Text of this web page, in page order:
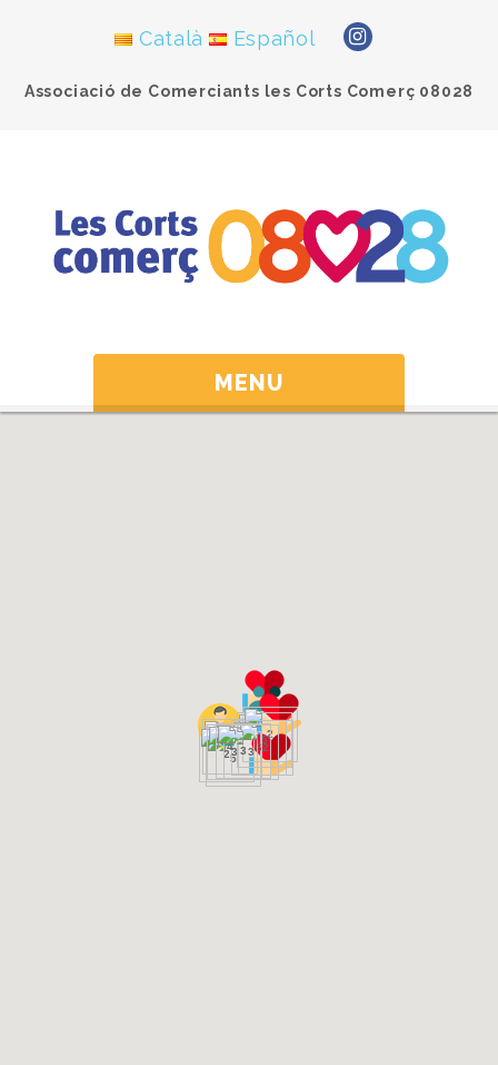
Català Español
Associació de Comerciants les Corts Comerç 08028
MENU
5
5
6
4
2
2
2
3 3
3